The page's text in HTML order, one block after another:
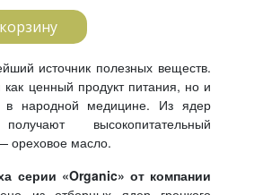
источник полезных веществ.
ценный продукт питания, но и
в народной медицине. Из ядер
высокопитательный
ореховое масло.
серии «Organic» от компании